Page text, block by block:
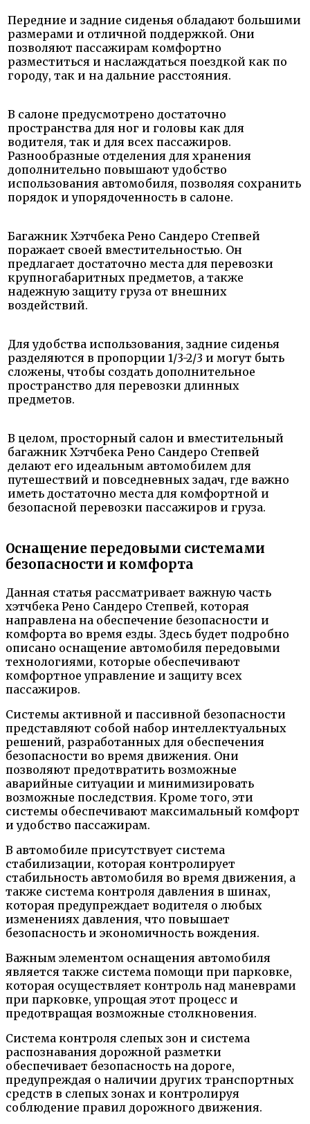
Передние и задние сиденья обладают большими
размерами и отличной поддержкой. Они
позволяют пассажирам комфортно
разместиться и наслаждаться поездкой как по
городу, так и на дальние расстояния.
В салоне предусмотрено достаточно
пространства для ног и головы как для
водителя, так и для всех пассажиров.
Разнообразные отделения для хранения
дополнительно повышают удобство
использования автомобиля, позволяя сохранить
порядок и упорядоченность в салоне.
Багажник Хэтчбека Рено Сандеро Степвей
поражает своей вместительностью. Он
предлагает достаточно места для перевозки
крупногабаритных предметов, а также
надежную защиту груза от внешних
воздействий.
Для удобства использования, задние сиденья
разделяются в пропорции 1/3-2/3 и могут быть
сложены, чтобы создать дополнительное
пространство для перевозки длинных
предметов.
В целом, просторный салон и вместительный
багажник Хэтчбека Рено Сандеро Степвей
делают его идеальным автомобилем для
путешествий и повседневных задач, где важно
иметь достаточно места для комфортной и
безопасной перевозки пассажиров и груза.
Оснащение передовыми системами
безопасности и комфорта
Данная статья рассматривает важную часть
хэтчбека Рено Сандеро Степвей, которая
направлена на обеспечение безопасности и
комфорта во время езды. Здесь будет подробно
описано оснащение автомобиля передовыми
технологиями, которые обеспечивают
комфортное управление и защиту всех
пассажиров.
Системы активной и пассивной безопасности
представляют собой набор интеллектуальных
решений, разработанных для обеспечения
безопасности во время движения. Они
позволяют предотвратить возможные
аварийные ситуации и минимизировать
возможные последствия. Кроме того, эти
системы обеспечивают максимальный комфорт
и удобство пассажирам.
В автомобиле присутствует система
стабилизации, которая контролирует
стабильность автомобиля во время движения, а
также система контроля давления в шинах,
которая предупреждает водителя о любых
изменениях давления, что повышает
безопасность и экономичность вождения.
Важным элементом оснащения автомобиля
является также система помощи при парковке,
которая осуществляет контроль над маневрами
при парковке, упрощая этот процесс и
предотвращая возможные столкновения.
Система контроля слепых зон и система
распознавания дорожной разметки
обеспечивает безопасность на дороге,
предупреждая о наличии других транспортных
средств в слепых зонах и контролируя
соблюдение правил дорожного движения.